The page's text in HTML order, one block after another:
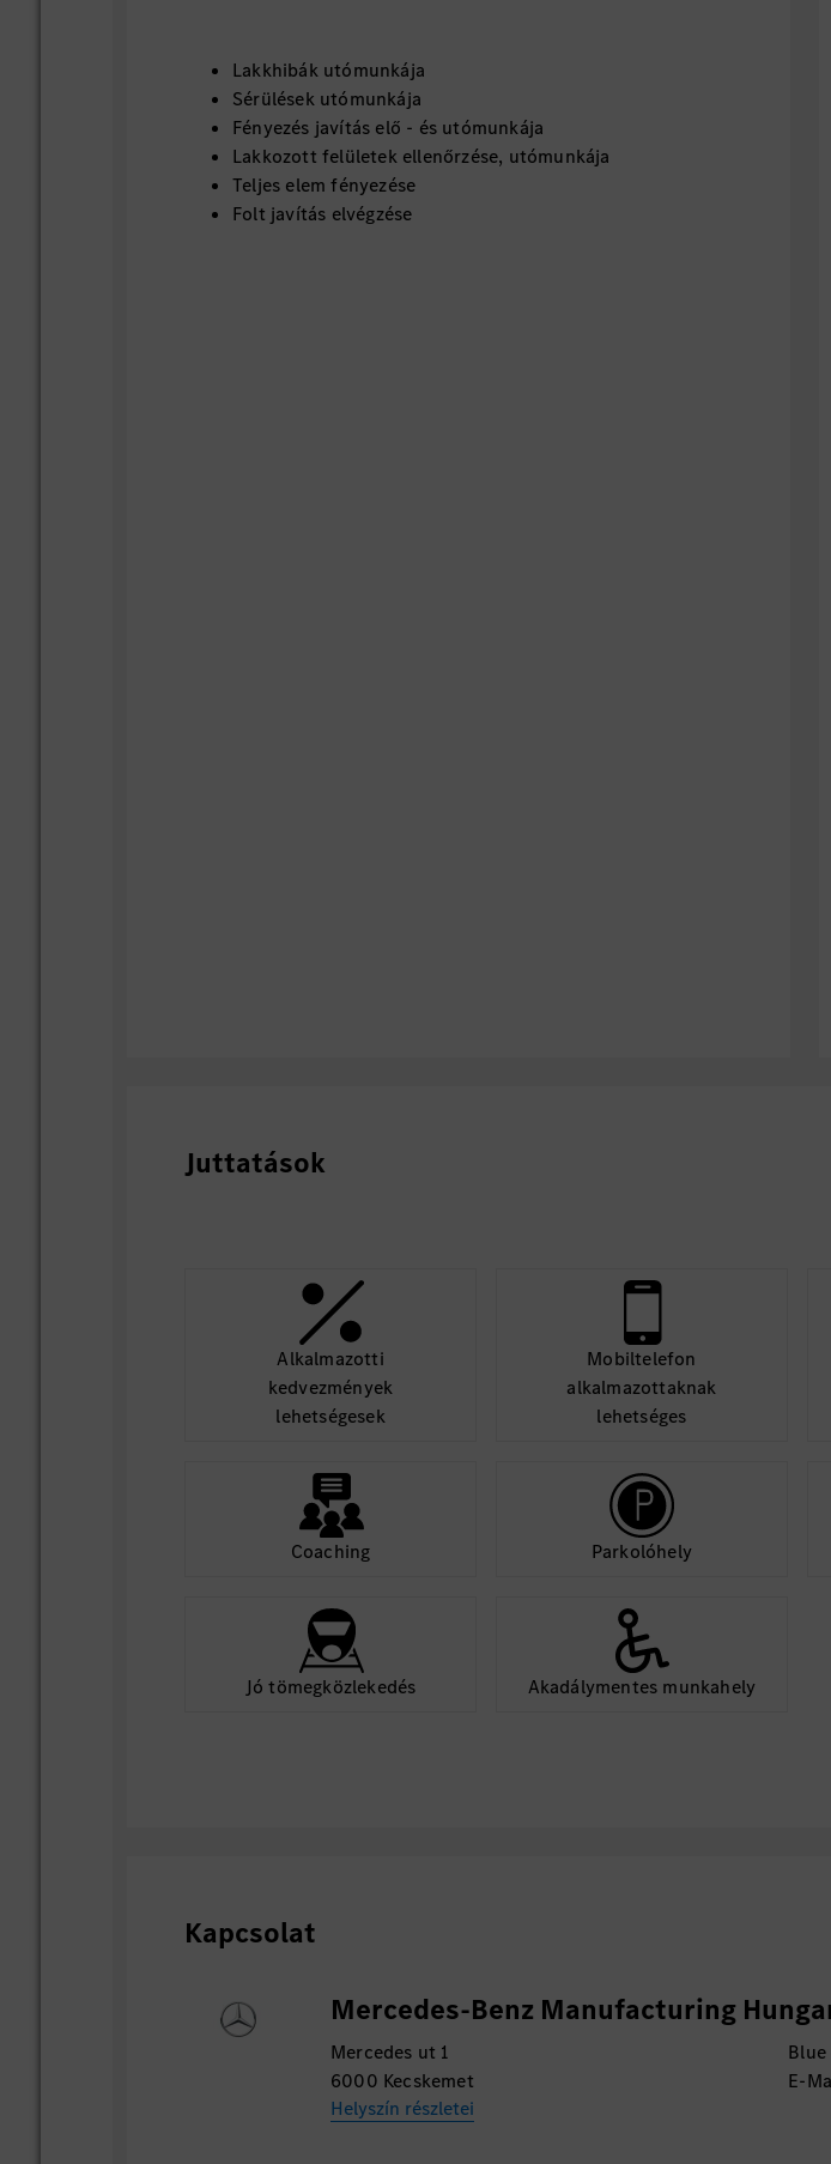
Lakkhibák utómunkája
Sérülések utómunkája
Fényezés javítás elő - és utómunkája
Lakkozott felületek ellenőrzése, utómunkája
Teljes elem fényezése
Folt javítás elvégzése
Juttatások
Alkalmazotti
kedvezmények
lehetségesek
Mobiltelefon
alkalmazottaknak
lehetséges
Coaching Parkolóhely
Jó tömegközlekedés Akadálymentes munkahely
Kapcsolat
Mercedes-Benz Manufacturing
Mercedes ut 1
6000 Kecskemet
Helyszín részletei
E-